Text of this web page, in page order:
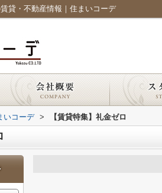
貸・不動産情報｜住まいコーデ
いコーデ > 【賃貸特集】礼金ゼロ